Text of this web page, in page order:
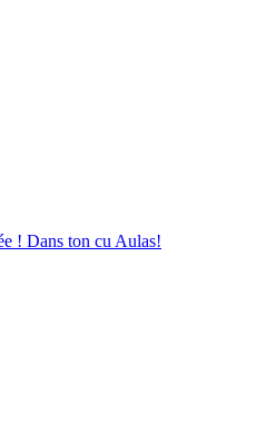
! Dans ton cu Aulas!